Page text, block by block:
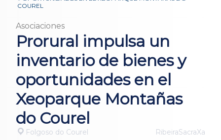
COUREL
Asociaciones
Prorural impulsa un
inventario de bienes y
oportunidades en el
Xeoparque Montañas
do Courel
Folgoso do Courel RibeiraSacraXa